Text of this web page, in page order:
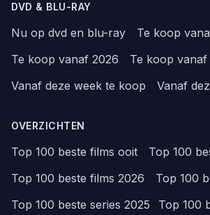
DVD & BLU-RAY
Nu op dvd en blu-ray
Te koop
Te koop vanaf 2026
Te koop vanaf
Vanaf deze week te koop
Vanaf
OVERZICHTEN
Top 100 beste films ooit
Top 100
Top 100 beste films 2026
Top 100
Top 100 beste series 2025
Top 100